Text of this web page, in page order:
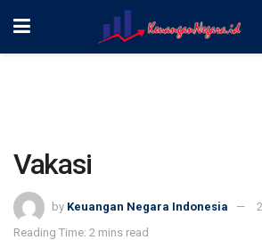
Vakasi
by Keuangan Negara Indonesia
Reading Time: 2 mins read